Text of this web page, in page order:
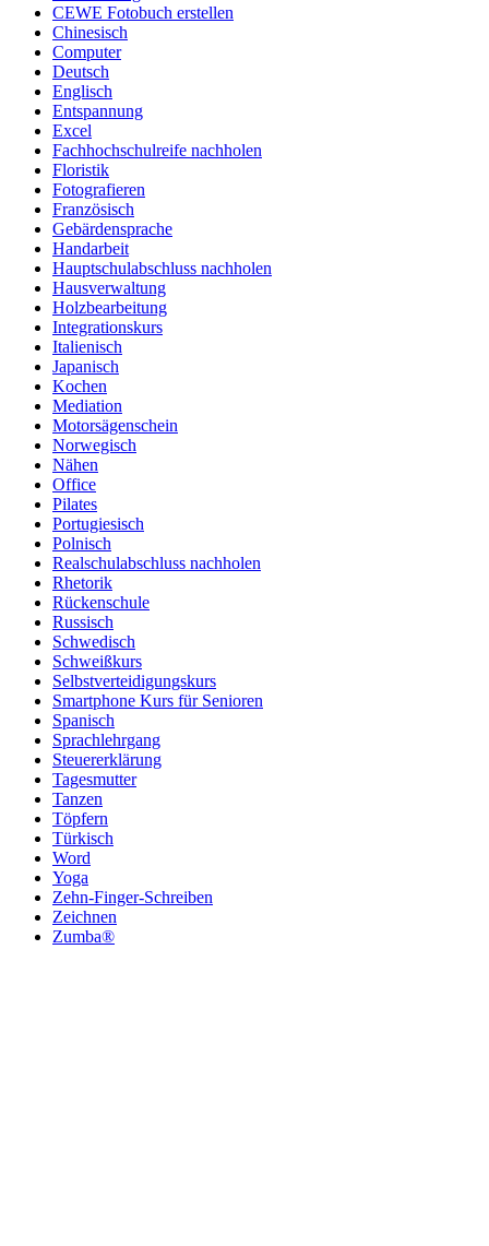
CEWE Fotobuch erstellen
Chinesisch
Computer
Deutsch
Englisch
Entspannung
Excel
Fachhochschulreife nachholen
Floristik
Fotografieren
Französisch
Gebärdensprache
Handarbeit
Hauptschulabschluss nachholen
Hausverwaltung
Holzbearbeitung
Integrationskurs
Italienisch
Japanisch
Kochen
Mediation
Motorsägenschein
Norwegisch
Nähen
Office
Pilates
Portugiesisch
Polnisch
Realschulabschluss nachholen
Rhetorik
Rückenschule
Russisch
Schwedisch
Schweißkurs
Selbstverteidigungskurs
Smartphone Kurs für Senioren
Spanisch
Sprachlehrgang
Steuererklärung
Tagesmutter
Tanzen
Töpfern
Türkisch
Word
Yoga
Zehn-Finger-Schreiben
Zeichnen
Zumba®